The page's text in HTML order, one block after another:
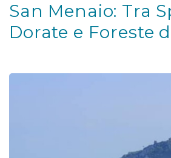
San Menaio: Tra
Dorate e Foreste